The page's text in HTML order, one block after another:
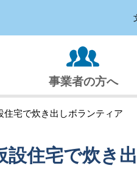
事業者の方へ
住宅で炊き出しボランティア
設住宅で炊き